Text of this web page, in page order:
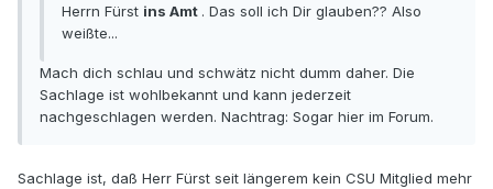
Herrn Fürst ins Amt . Das soll ich Dir glauben?? Also
weißte...
Mach dich schlau und schwätz nicht dumm daher. Die
Sachlage ist wohlbekannt und kann jederzeit
nachgeschlagen werden. Nachtrag: Sogar hier im Forum.
Sachlage ist, daß Herr Fürst seit längerem kein CSU Mitglied mehr